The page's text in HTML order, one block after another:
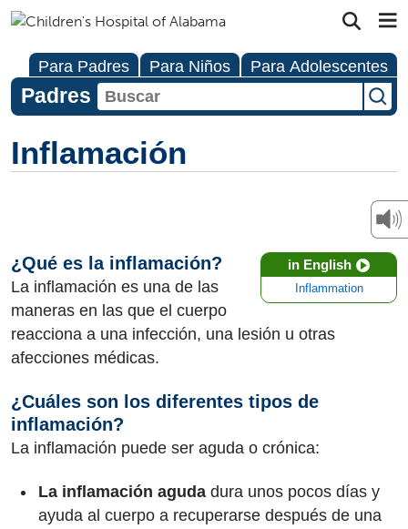
Para Padres Para Niños Para Adolescentes
Padres
Inflamación
in English
Inflammation
¿Qué es la inflamación?
La inflamación es una de las
maneras en las que el cuerpo
reacciona a una infección, una lesión u otras
afecciones médicas.
¿Cuáles son los diferentes tipos de
inflamación?
La inflamación puede ser aguda o crónica:
La inflamación aguda dura unos pocos días y
ayuda al cuerpo a recuperarse después de una